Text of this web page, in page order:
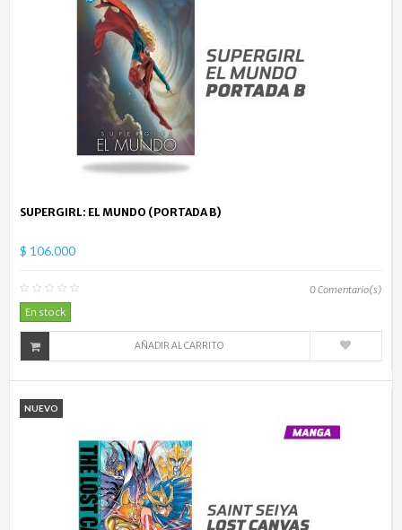
SUPERGIRL: EL MUNDO (PORTADA B)
$ 106.000
0Comentario(s)
En stock
AÑADIR AL CARRITO
NUEVO